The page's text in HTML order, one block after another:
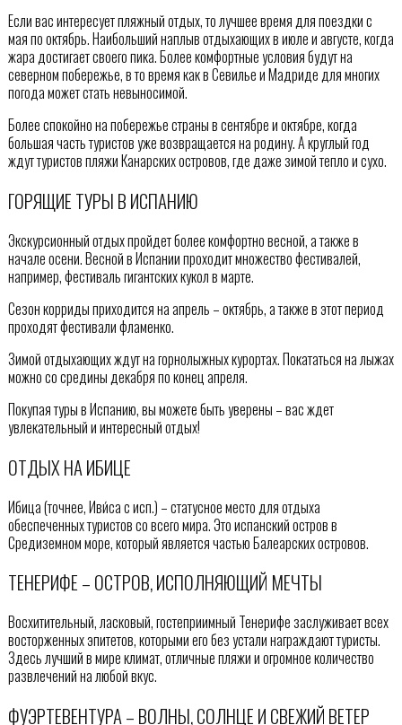
Если вас интересует пляжный отдых, то лучшее время для поездки с
мая по октябрь. Наибольший наплыв отдыхающих в июле и августе, когда
жара достигает своего пика. Более комфортные условия будут на
северном побережье, в то время как в Севилье и Мадриде для многих
погода может стать невыносимой.
Более спокойно на побережье страны в сентябре и октябре, когда
большая часть туристов уже возвращается на родину. А круглый год
ждут туристов пляжи Канарских островов, где даже зимой тепло и сухо.
ГОРЯЩИЕ ТУРЫ В ИСПАНИЮ
Экскурсионный отдых пройдет более комфортно весной, а также в
начале осени. Весной в Испании проходит множество фестивалей,
например, фестиваль гигантских кукол в марте.
Сезон корриды приходится на апрель – октябрь, а также в этот период
проходят фестивали фламенко.
Зимой отдыхающих ждут на горнолыжных курортах. Покататься на лыжах
можно со средины декабря по конец апреля.
Покупая туры в Испанию, вы можете быть уверены – вас ждет
увлекательный и интересный отдых!
ОТДЫХ НА ИБИЦЕ
Ибица (точнее, Иви́са с исп.) – статусное место для отдыха
обеспеченных туристов со всего мира. Это испанский остров в
Средиземном море, который является частью Балеарских островов.
ТЕНЕРИФЕ – ОСТРОВ, ИСПОЛНЯЮЩИЙ МЕЧТЫ
Восхитительный, ласковый, гостеприимный Тенерифе заслуживает всех
восторженных эпитетов, которыми его без устали награждают туристы.
Здесь лучший в мире климат, отличные пляжи и огромное количество
развлечений на любой вкус.
ФУЭРТЕВЕНТУРА – ВОЛНЫ, СОЛНЦЕ И СВЕЖИЙ ВЕТЕР